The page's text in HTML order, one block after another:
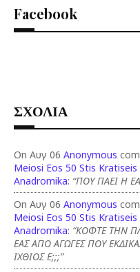
Facebook
ΣΧΟΛΙΑ
On Αυγ 06 Anonymous
Meiosi Eos 50 Stis
Anadromika: “ΠΟΥ ΠΑΕΙ Η
On Αυγ 06 Anonymous
Meiosi Eos 50 Stis
Anadromika: “ΚΟΦΤΕ ΤΗΝ
ΕΑΣ ΑΠΟ ΑΓΩΓΕΣ ΠΟΥ
ΙΧΘΙΟΣ Ε;;;”